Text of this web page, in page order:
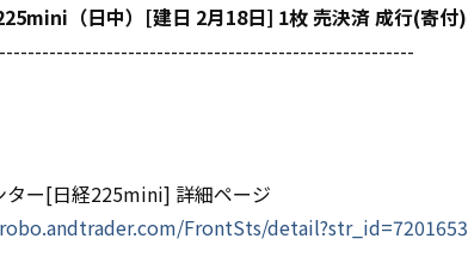
（日中）[建日 2月18日] 1枚 売決済 成行(寄付)
ター[日経225mini] 詳細ページ
FrontSts/detail?str_id=7201653